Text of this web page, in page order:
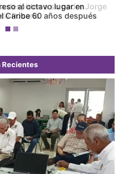
al octavo lugar en
Caribe 60 años después
Recientes